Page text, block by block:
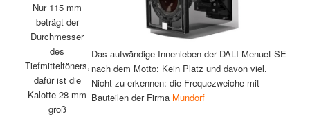
Nur 115 mm
beträgt der
Durchmesser
des
Tiefmitteltöners,
dafür ist die
Kalotte 28 mm
groß
Das aufwändige Innenleben der DALI Menuet SE
nach dem Motto: Kein Platz und davon viel.
Nicht zu erkennen: die Frequezweiche mit
Bauteilen der Firma Mundorf